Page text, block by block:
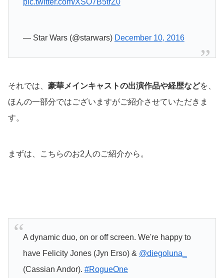
pic.twitter.com/XSO7B5trZ0
— Star Wars (@starwars) December 10, 2016
それでは、 豪華メインキャストの出演作品や経歴などを、
ほんの一部分ではございますがご紹介させていただきま
す。
まずは、こちらのお2人のご紹介から。
A dynamic duo, on or off screen. We're happy to
have Felicity Jones (Jyn Erso) & @diegoluna_
(Cassian Andor). #RogueOne